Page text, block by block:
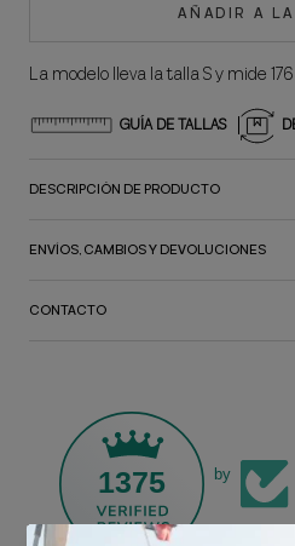
AÑADIR A
La modelo lleva la talla S y mide
GUÍA DE TALLAS
DESCRIPCIÓN DE PRODUCTO
ENVÍOS, CAMBIOS Y DEVOLUCIONES
CONTACTO
1375 by